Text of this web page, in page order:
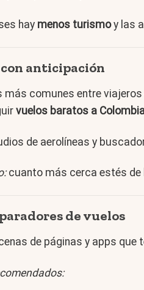
hay menos turismoy las
con anticipación
más comunes entre
vuelos baratos a
de aerolíneas y
cuanto más cerca estés de
de vuelos
de páginas y apps